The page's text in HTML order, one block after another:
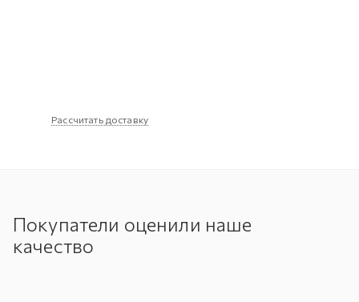
Рассчитать доставку
Покупатели оценили наше
качество